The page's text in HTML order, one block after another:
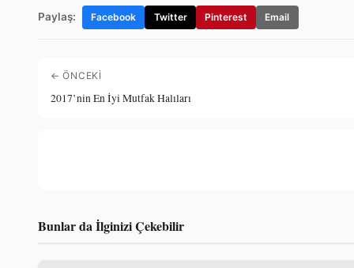
Paylaş: Facebook Twitter Pinterest Email
← ÖNCEKI
2017’nin En İyi Mutfak Halıları
Bunlar da İlginizi Çekebilir